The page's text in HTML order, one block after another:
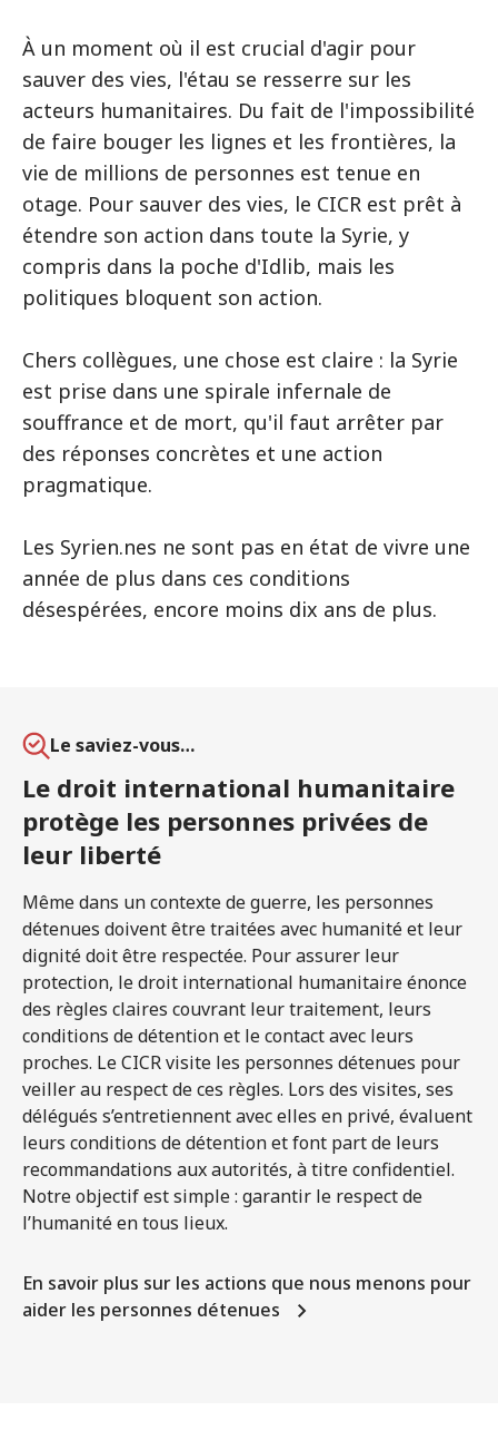
À un moment où il est crucial d'agir pour
sauver des vies, l'étau se resserre sur les
acteurs humanitaires. Du fait de l'impossibilité
de faire bouger les lignes et les frontières, la
vie de millions de personnes est tenue en
otage. Pour sauver des vies, le CICR est prêt à
étendre son action dans toute la Syrie, y
compris dans la poche d'Idlib, mais les
politiques bloquent son action.
Chers collègues, une chose est claire : la Syrie
est prise dans une spirale infernale de
souffrance et de mort, qu'il faut arrêter par
des réponses concrètes et une action
pragmatique.
Les Syrien.nes ne sont pas en état de vivre une
année de plus dans ces conditions
désespérées, encore moins dix ans de plus.
Le saviez-vous…
Le droit international humanitaire
protège les personnes privées de
leur liberté
Même dans un contexte de guerre, les personnes
détenues doivent être traitées avec humanité et leur
dignité doit être respectée. Pour assurer leur
protection, le droit international humanitaire énonce
des règles claires couvrant leur traitement, leurs
conditions de détention et le contact avec leurs
proches. Le CICR visite les personnes détenues pour
veiller au respect de ces règles. Lors des visites, ses
délégués s’entretiennent avec elles en privé, évaluent
leurs conditions de détention et font part de leurs
recommandations aux autorités, à titre confidentiel.
Notre objectif est simple : garantir le respect de
l’humanité en tous lieux.
En savoir plus sur les actions que nous menons pour
aider les personnes détenues